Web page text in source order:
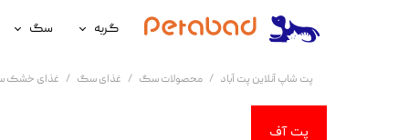
گربه
غذای گربه
سگ
غذای سگ
پت شاپ آنلاین پت آباد محصولات سگ غذای سگ غذای خشک